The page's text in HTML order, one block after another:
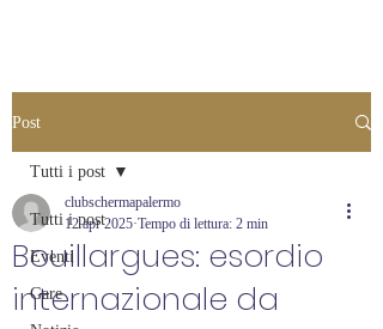
Post
Tutti i post
Eventi
Gare
Tutti i post
Bouillargues: esordio
internazionale da
clubschermapalermo
12 apr 2025 Tempo di lettura: 2 min